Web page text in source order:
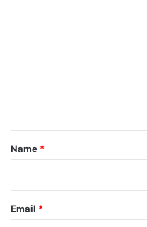
*
Name *
Email *